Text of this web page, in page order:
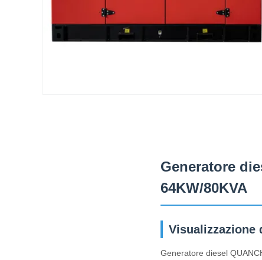
Generatore
64KW/80KVA
Visualizzazione
Generatore diesel